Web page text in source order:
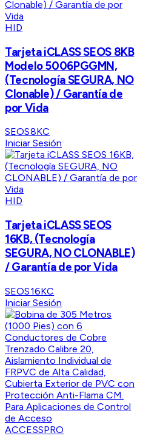
HID
Tarjeta iCLASS SEOS 8KB
Modelo 5006PGGMN,
(Tecnología SEGURA, NO
Clonable) / Garantía de
por Vida
SEOS8KC
Iniciar Sesión
HID
Tarjeta iCLASS SEOS
16KB, (Tecnología
SEGURA, NO CLONABLE)
/ Garantía de por Vida
SEOS16KC
Iniciar Sesión
ACCESSPRO